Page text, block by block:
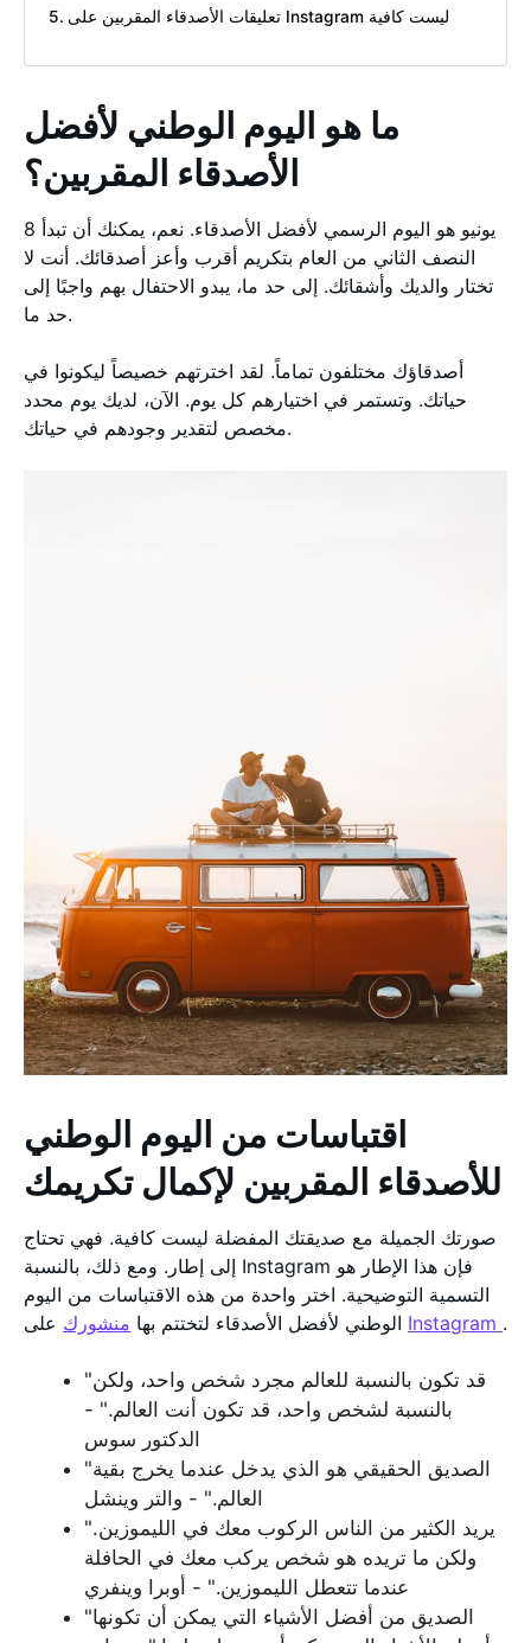
تعليقات الأصدقاء المقربين على Instagram ليست كافية
ما هو اليوم الوطني لأفضل
الأصدقاء المقربين؟
8 يونيو هو اليوم الرسمي لأفضل الأصدقاء. نعم، يمكنك أن تبدأ
النصف الثاني من العام بتكريم أقرب وأعز أصدقائك. أنت لا
تختار والديك وأشقائك. إلى حد ما، يبدو الاحتفال بهم واجبًا إلى
حد ما.
أصدقاؤك مختلفون تماماً. لقد اخترتهم خصيصاً ليكونوا في
حياتك. وتستمر في اختيارهم كل يوم. الآن، لديك يوم محدد
مخصص لتقدير وجودهم في حياتك.
اقتباسات من اليوم الوطني
للأصدقاء المقربين لإكمال تكريمك
صورتك الجميلة مع صديقتك المفضلة ليست كافية. فهي تحتاج
إلى إطار. ومع ذلك، بالنسبة Instagram فإن هذا الإطار هو
التسمية التوضيحية. اختر واحدة من هذه الاقتباسات من اليوم
الوطني لأفضل الأصدقاء لتختتم بها منشورك Instagram .
"قد تكون بالنسبة للعالم مجرد شخص واحد، ولكن
بالنسبة لشخص واحد، قد تكون أنت العالم." -
الدكتور سوس
"الصديق الحقيقي هو الذي يدخل عندما يخرج بقية
العالم." - والتر وينشل
"يريد الكثير من الناس الركوب معك في الليموزين.
ولكن ما تريده هو شخص يركب معك في الحافلة
عندما تتعطل الليموزين." - أوبرا وينفري
"الصديق من أفضل الأشياء التي يمكن أن تكونها